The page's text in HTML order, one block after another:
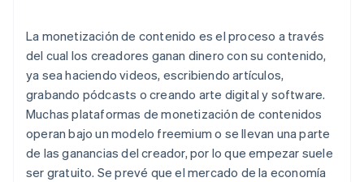
ingresos
5. Ofrece contenido exclusivo y personalizado
6. Utiliza el marketing por correo electrónico para
promocionar tu trabajo
La monetización de contenido es el proceso a través
del cual los creadores ganan dinero con su contenido,
ya sea haciendo videos, escribiendo artículos,
grabando pódcasts o creando arte digital y software.
Muchas plataformas de monetización de contenidos
operan bajo un modelo freemium o se llevan una parte
de las ganancias del creador, por lo que empezar suele
ser gratuito. Se prevé que el mercado de la economía